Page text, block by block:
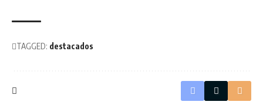
TAGGED: destacados